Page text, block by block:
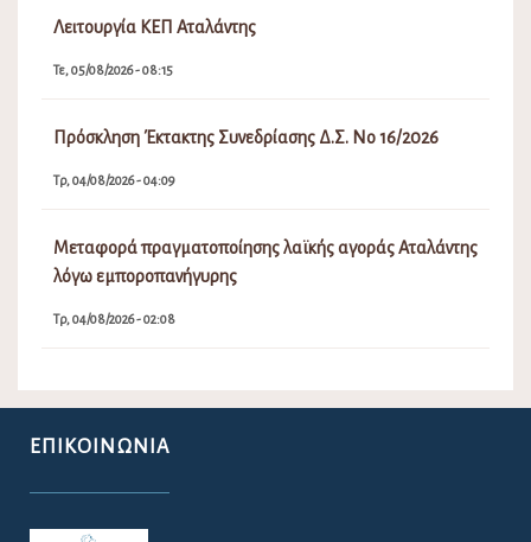
Λειτουργία ΚΕΠ Αταλάντης
Τε, 05/08/2026 - 08:15
Πρόσκληση Έκτακτης Συνεδρίασης Δ.Σ. Νο 16/2026
Τρ, 04/08/2026 - 04:09
Μεταφορά πραγματοποίησης λαϊκής αγοράς Αταλάντης
λόγω εμποροπανήγυρης
Τρ, 04/08/2026 - 02:08
ΕΠΙΚΟΙΝΩΝΊΑ